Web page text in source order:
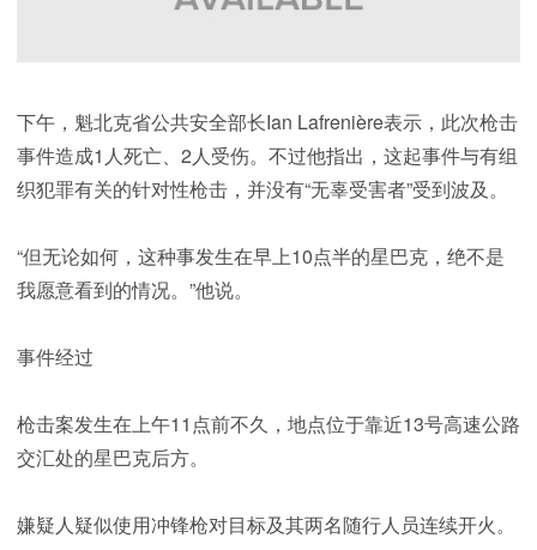
下午，魁北克省公共安全部长Ian Lafrenière表示，此次枪击
事件造成1人死亡、2人受伤。不过他指出，这起事件与有组
织犯罪有关的针对性枪击，并没有“无辜受害者”受到波及。
“但无论如何，这种事发生在早上10点半的星巴克，绝不是
我愿意看到的情况。”他说。
事件经过
枪击案发生在上午11点前不久，地点位于靠近13号高速公路
交汇处的星巴克后方。
嫌疑人疑似使用冲锋枪对目标及其两名随行人员连续开火。